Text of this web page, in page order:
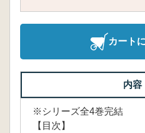
カート
内容
※シリーズ全4巻完結
【目次】